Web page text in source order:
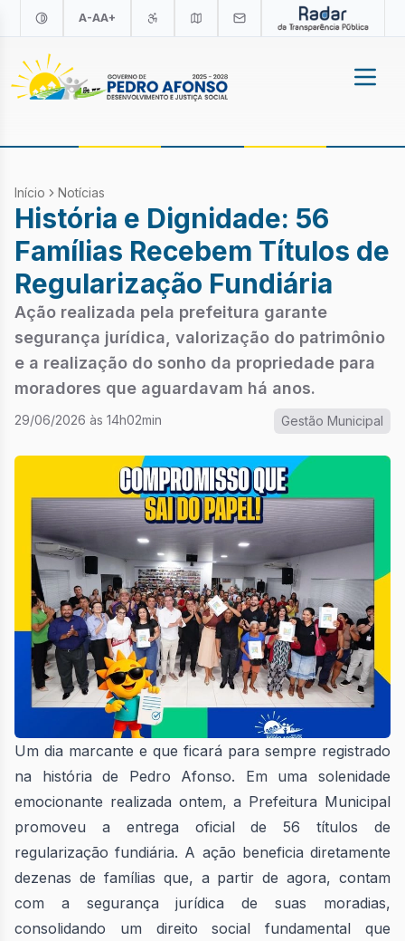
A-AA+
Início Notícias
História e Dignidade: 56
Famílias Recebem Títulos de
Regularização Fundiária
Ação realizada pela prefeitura garante
segurança jurídica, valorização do patrimônio
e a realização do sonho da propriedade para
moradores que aguardavam há anos.
29/06/2026 às 14h02min Gestão Municipal
Um dia marcante e que ficará para sempre registrado
na história de Pedro Afonso. Em uma solenidade
emocionante realizada ontem, a Prefeitura Municipal
promoveu a entrega oficial de 56 títulos de
regularização fundiária. A ação beneficia diretamente
dezenas de famílias que, a partir de agora, contam
com a segurança jurídica de suas moradias,
consolidando um direito social fundamental que